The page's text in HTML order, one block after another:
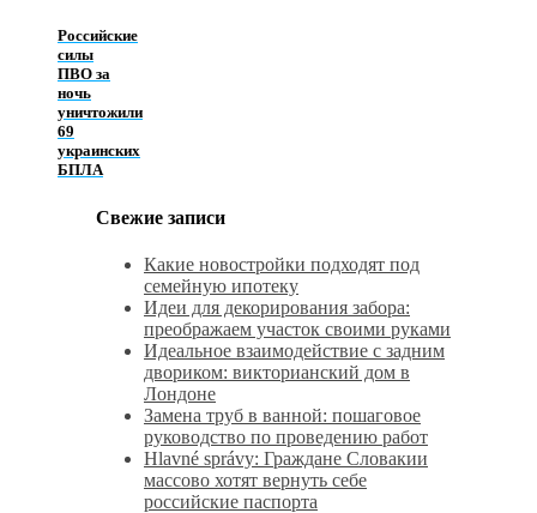
Российские
силы
ПВО за
ночь
уничтожили
69
украинских
БПЛА
Свежие записи
Какие новостройки подходят под
семейную ипотеку
Идеи для декорирования забора:
преображаем участок своими руками
Идеальное взаимодействие с задним
двориком: викторианский дом в
Лондоне
Замена труб в ванной: пошаговое
руководство по проведению работ
Hlavné správy: Граждане Словакии
массово хотят вернуть себе
российские паспорта